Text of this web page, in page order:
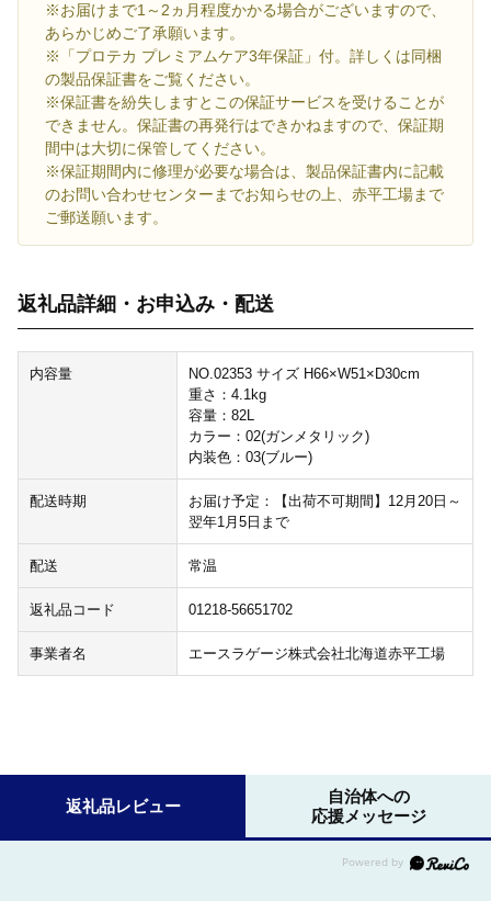
※お届けまで1～2ヵ月程度かかる場合がございますので、
あらかじめご了承願います。
※「プロテカ プレミアムケア3年保証」付。詳しくは同梱
の製品保証書をご覧ください。
※保証書を紛失しますとこの保証サービスを受けることが
できません。保証書の再発行はできかねますので、保証期
間中は大切に保管してください。
※保証期間内に修理が必要な場合は、製品保証書内に記載
のお問い合わせセンターまでお知らせの上、赤平工場まで
ご郵送願います。
返礼品詳細・お申込み・配送
内容量
NO.02353 サイズ H66×W51×D30cm
重さ：4.1kg
容量：82L
カラー：02(ガンメタリック)
内装色：03(ブルー)
配送時期
お届け予定：【出荷不可期間】12月20日～
翌年1月5日まで
配送 常温
返礼品コード 01218-56651702
事業者名 エースラゲージ株式会社北海道赤平工場
返礼品レビュー
自治体への
応援メッセージ